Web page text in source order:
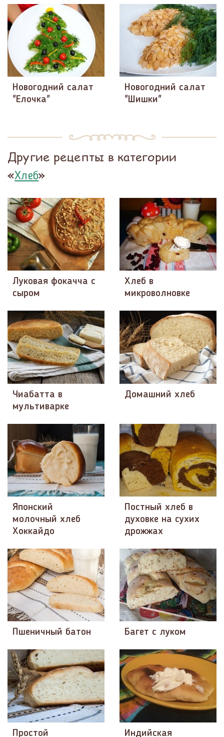
Новогодний салат
"Елочка"
Новогодний салат
"Шишки"
Другие рецепты в категории
«Хлеб»
Луковая фокачча с
сыром
Хлеб в
микроволновке
Чиабатта в
мультиварке
Домашний хлеб
Японский
молочный хлеб
Хоккайдо
Постный хлеб в
духовке на сухих
дрожжах
Пшеничный батон Багет с луком
Простой
Индийская